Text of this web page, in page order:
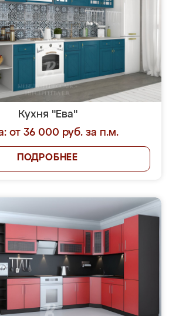
Кухня "Ева"
от 36 000 руб. за п.м.
ПОДРОБНЕЕ